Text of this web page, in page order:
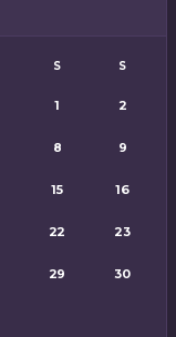
S S
1 2
8 9
15 16
22 23
29 30